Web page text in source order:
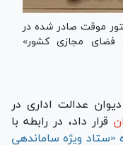
موقت صادر شده در
فضای مجازی کشور»
عدالت اداری در
قرار داد، در رابطه با
«ستاد ویژه ساماندهی